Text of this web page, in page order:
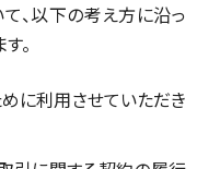
、以下の考え方に沿っ
。
に利用させていただき